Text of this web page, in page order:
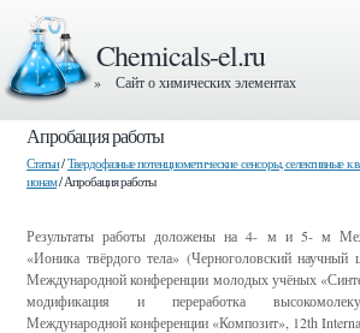
Chemicals-el.ru
» Сайт о химических элементах
Апробация работы
Статьи/Твердофазные потенциометические сенсоры, селективные
ионам/ Апробация работы
Результаты работы доложены на 4- м и 5- м
«Ионика твёрдого тела» (Черноголовский
Международной конференции молодых учёных
модификация и переработка
Международной конференции «Композит», 12th